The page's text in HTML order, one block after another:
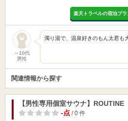
楽天トラベルの宿泊プラ
～10代
男性
濁り湯で、温泉好きのもん太君も
関連情報から探す
【男性専用個室サウナ】ROUTINE
-点/ 0 件